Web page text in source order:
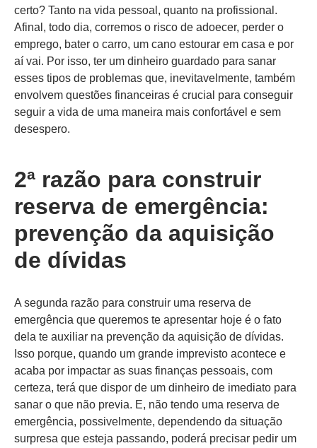
certo? Tanto na vida pessoal, quanto na profissional.
Afinal, todo dia, corremos o risco de adoecer, perder o
emprego, bater o carro, um cano estourar em casa e por
aí vai. Por isso, ter um dinheiro guardado para sanar
esses tipos de problemas que, inevitavelmente, também
envolvem questões financeiras é crucial para conseguir
seguir a vida de uma maneira mais confortável e sem
desespero.
2ª razão para construir
reserva de emergência:
prevenção da aquisição
de dívidas
A segunda razão para construir uma reserva de
emergência que queremos te apresentar hoje é o fato
dela te auxiliar na prevenção da aquisição de dívidas.
Isso porque, quando um grande imprevisto acontece e
acaba por impactar as suas finanças pessoais, com
certeza, terá que dispor de um dinheiro de imediato para
sanar o que não previa. E, não tendo uma reserva de
emergência, possivelmente, dependendo da situação
surpresa que esteja passando, poderá precisar pedir um